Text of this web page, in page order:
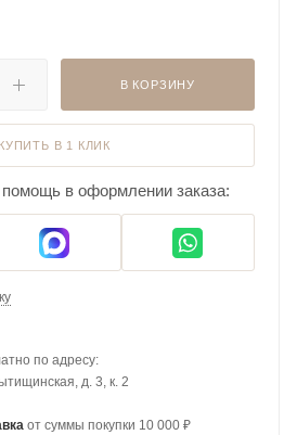
В КОРЗИНУ
КУПИТЬ В 1 КЛИК
в оформлении заказа:
по адресу:
д. 3, к. 2
от суммы покупки 10 000 ₽